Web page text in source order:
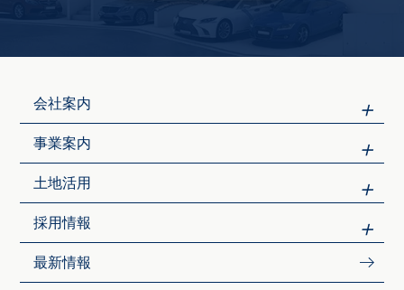
会社案内
事業案内
土地活用
採用情報
最新情報